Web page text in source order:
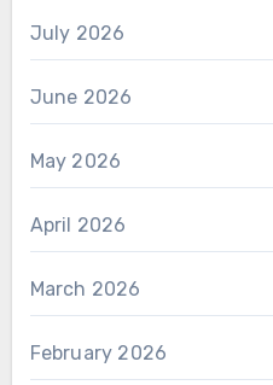
July 2026
June 2026
May 2026
April 2026
March 2026
February 2026